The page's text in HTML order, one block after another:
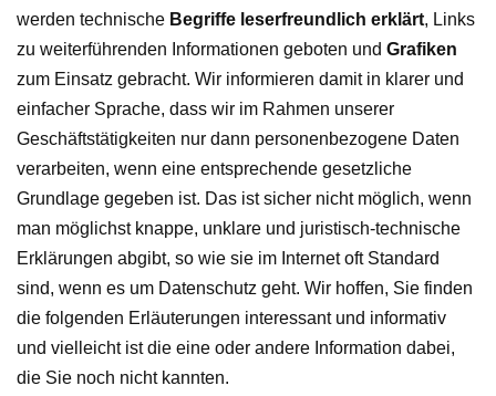
werden technische Begriffe leserfreundlich erklärt, Links
zu weiterführenden Informationen geboten und Grafiken
zum Einsatz gebracht. Wir informieren damit in klarer und
einfacher Sprache, dass wir im Rahmen unserer
Geschäftstätigkeiten nur dann personenbezogene Daten
verarbeiten, wenn eine entsprechende gesetzliche
Grundlage gegeben ist. Das ist sicher nicht möglich, wenn
man möglichst knappe, unklare und juristisch-technische
Erklärungen abgibt, so wie sie im Internet oft Standard
sind, wenn es um Datenschutz geht. Wir hoffen, Sie finden
die folgenden Erläuterungen interessant und informativ
und vielleicht ist die eine oder andere Information dabei,
die Sie noch nicht kannten.